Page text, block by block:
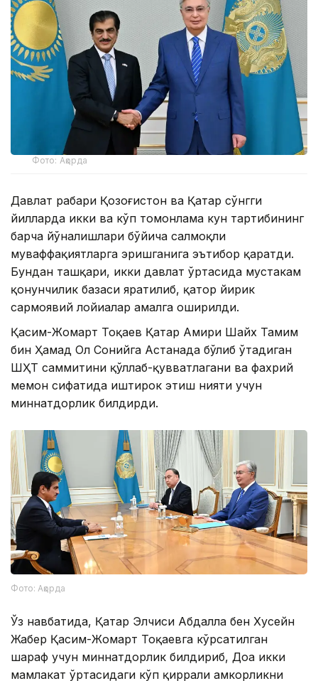
Фото: Ақорда
Давлат раҳбари Қозоғистон ва Қатар сўнгги
йилларда икки ва кўп томонлама кун тартибининг
барча йўналишлари бўйича салмоқли
муваффақиятларга эришганига эътибор қаратди.
Бундан ташқари, икки давлат ўртасида мустаҳкам
қонунчилик базаси яратилиб, қатор йирик
сармоявий лойиҳалар амалга оширилди.
Қасим-Жомарт Тоқаев Қатар Амири Шайх Тамим
бин Ҳамад Ол Сонийга Астанада бўлиб ўтадиган
ШҲТ саммитини қўллаб-қувватлагани ва фахрий
меҳмон сифатида иштирок этиш нияти учун
миннатдорлик билдирди.
Фото: Ақорда
Ўз навбатида, Қатар Элчиси Абдалла бен Хусейн
Жабер Қасим-Жомарт Тоқаевга кўрсатилган
шараф учун миннатдорлик билдириб, Доҳа икки
мамлакат ўртасидаги кўп қиррали ҳамкорликни